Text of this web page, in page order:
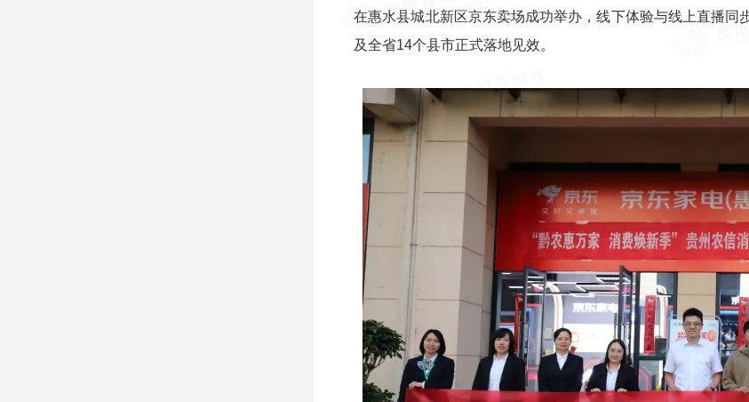
在惠水县城北新区京东卖场成功举办，线下体验与线上直播
及全省14个县市正式落地见效。